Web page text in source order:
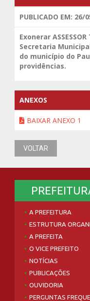
PUBLICADO EM: 26/
Exonerar
Secretaria
do município do
providências.
ANEXOS
BAIXAR ANEXO 1
VOLTAR
A PREFEITURA
ESTRUTURA
A PREFEITA
O VICE PREFEITO
NOTÍCIAS
PUBLICAÇÕES
OUVIDORIA
PERGUNTAS